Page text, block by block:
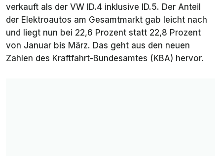
verkauft als der VW ID.4 inklusive ID.5. Der Anteil
der Elektroautos am Gesamtmarkt gab leicht nach
und liegt nun bei 22,6 Prozent statt 22,8 Prozent
von Januar bis März. Das geht aus den neuen
Zahlen des Kraftfahrt-Bundesamtes (KBA) hervor.